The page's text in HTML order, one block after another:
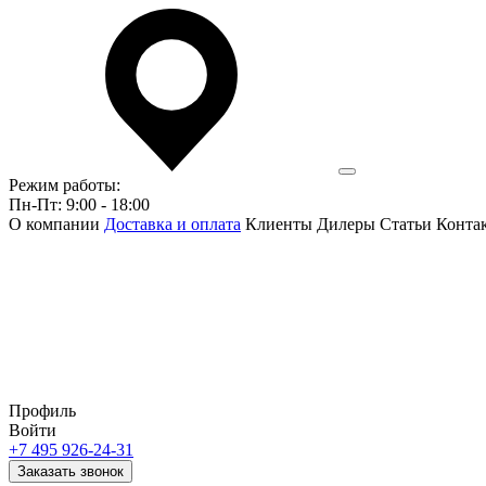
Режим работы:
Пн-Пт: 9:00 - 18:00
О компании Доставка и оплата Клиенты Дилеры Статьи
Профиль
Войти
+7 495 926-24-31
Заказать звонок